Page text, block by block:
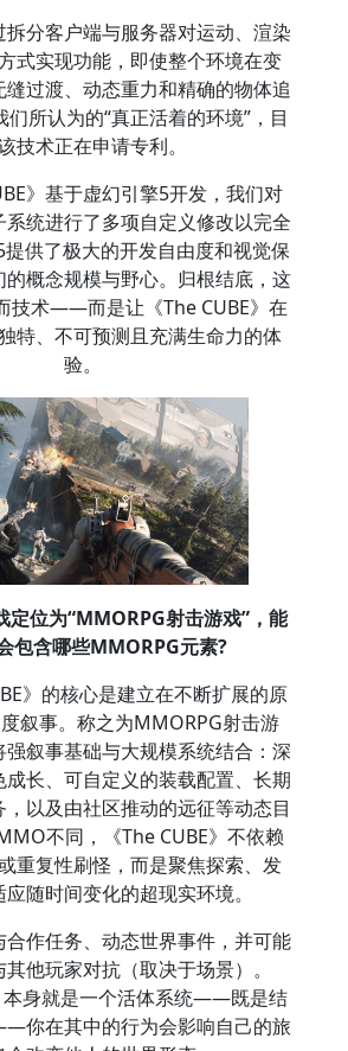
拆分客户端与服务器对运动、渲染
式实现功能，即使整个环境在变
过渡、动态重力和精确的物体追
所认为的“真正活着的环境”，目
技术正在申请专利。
》基于虚幻引擎5开发，我们对
统进行了多项自定义修改以完全
供了极大的开发自由度和视觉保
概念规模与野心。归根结底，这
技术——而是让《The CUBE》在
特、不可预测且充满生命力的体
验。
定位为“MMORPG射击游戏”，能
包含哪些MMORPG元素?
》的核心是建立在不断扩展的原
叙事。称之为MMORPG射击游
叙事基础与大规模系统结合：深
成长、可自定义的装载配置、长期
以及由社区推动的远征等动态目
不同，《The CUBE》不依赖
重复性刷怪，而是聚焦探索、发
随时间变化的超现实环境。
合作任务、动态世界事件，并可能
他玩家对抗（取决于场景）。
本身就是一个活体系统——既是结
你在其中的行为会影响自己的旅